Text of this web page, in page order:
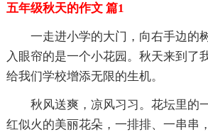
五年级秋天的作文 篇1
一走进小学的大门，向右手边的
入眼帘的是一个小花园。秋天来到了
给我们学校增添无限的生机。
秋风送爽，凉风习习。花坛里的
红似火的美丽花朵，一排排、一串串